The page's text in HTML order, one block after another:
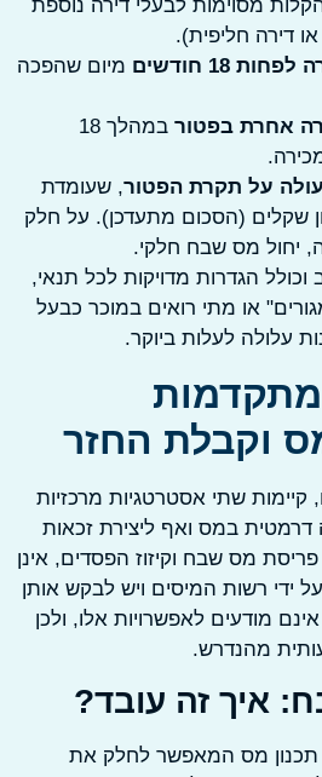
מסוימות לבעלי דירה נוספת
חליפית).
מיום שהפכה
בפטור
במהלך 18
על תקרת הפטור, שעומדת
שקלים (הסכום מתעדכן). על חלק
מס שבח חלקי.
הגדרות מדויקות לכל תנאי,
או מתי רואים במוכר כבעל
לעלות ביוקר.
החזר
שתי אסטרטגיות מרכזיות
במס ואף ליצירת זכאות
מס שבח וקיזוז הפסדים, אינן
רשות המיסים ויש לבקש אותן
לאפשרויות אלו, ולכן
מהנדרש.
זה עובד?
מס המאפשר לחלק את